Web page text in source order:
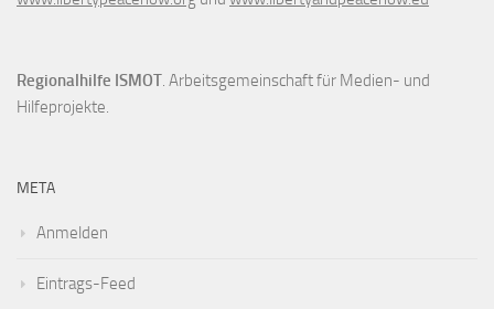
Regionalhilfe ISMOT. Arbeitsgemeinschaft für Medien- und
Hilfeprojekte.
META
Anmelden
Eintrags-Feed